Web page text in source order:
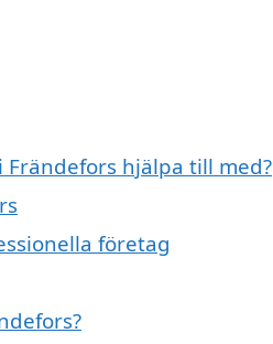
hjälpa till med?
företag